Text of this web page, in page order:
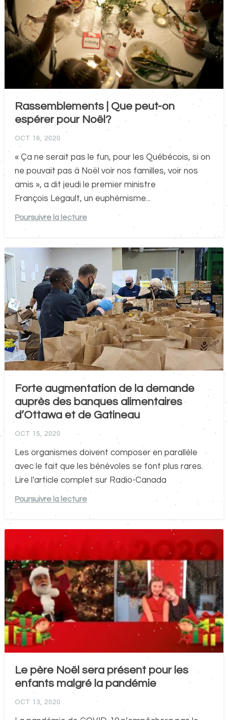
Rassemblements | Que peut-on
espérer pour Noël?
OCT 16, 2020
« Ça ne serait pas le fun, pour les Québécois, si on
ne pouvait pas à Noël voir nos familles, voir nos
amis », a dit jeudi le premier ministre
François Legault, un euphémisme...
Poursuivre la lecture
Forte augmentation de la demande
auprès des banques alimentaires
d’Ottawa et de Gatineau
OCT 15, 2020
Les organismes doivent composer en parallèle
avec le fait que les bénévoles se font plus rares.
Lire l'article complet sur Radio-Canada
Poursuivre la lecture
Le père Noël sera présent pour les
enfants malgré la pandémie
OCT 13, 2020